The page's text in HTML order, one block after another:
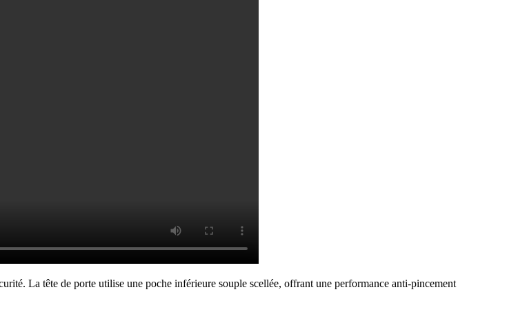
La tête de porte utilise une poche inférieure souple scellée, offrant une performance anti-pincement